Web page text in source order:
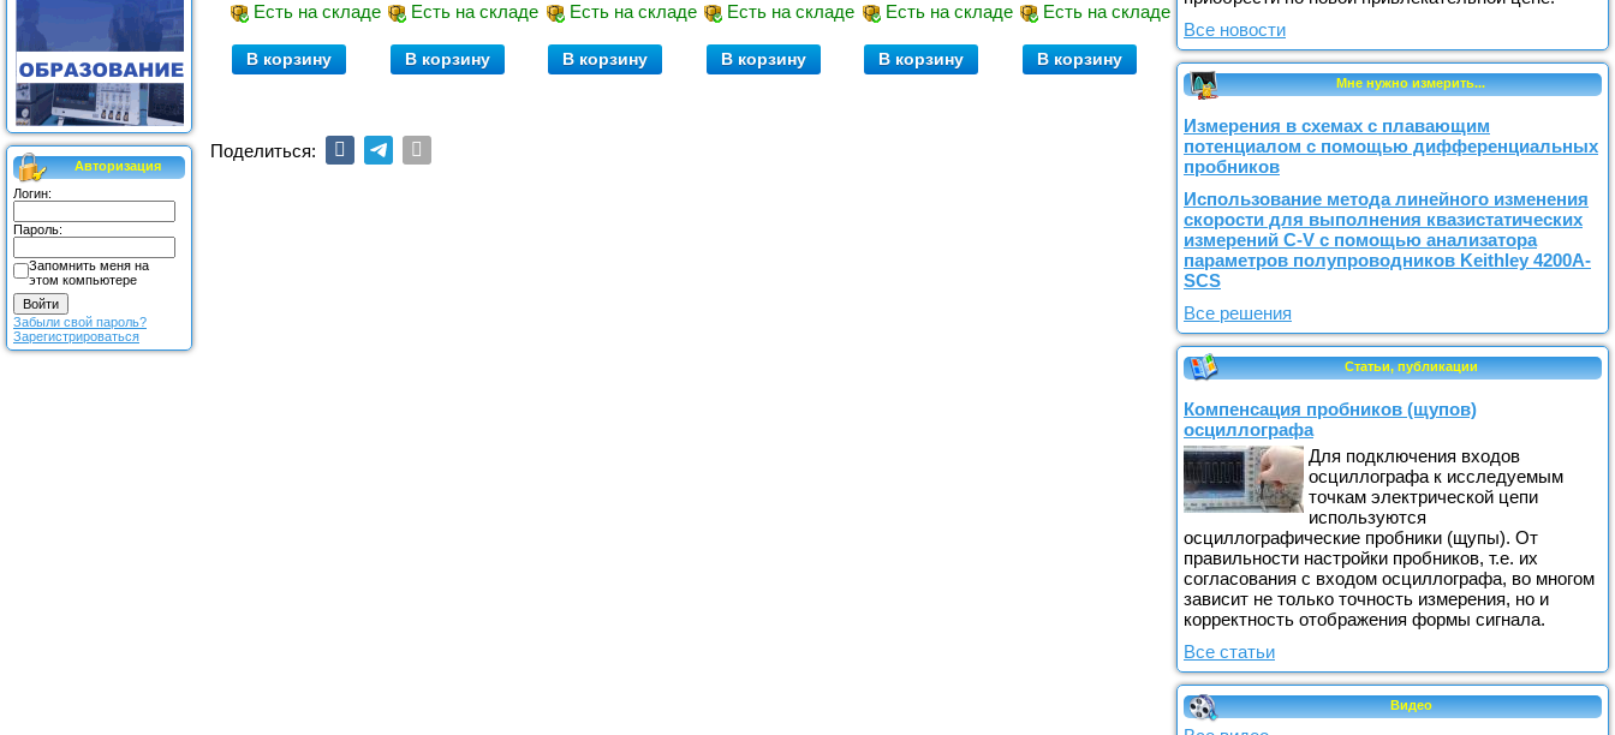
Авторизация
Логин:
Пароль:
Запомнить меня на
этом компьютере
Забыли свой пароль?
Зарегистрироваться
Есть на складе
В корзину
Есть на складе
В корзину
Есть на складе
В корзину
Есть на складе
В корзину
Есть на складе
В корзину
Есть на складе
В корзину
Поделиться:
Все новости
Мне нужно измерить...
Измерения в схемах с плавающим
потенциалом с помощью дифференциальных
пробников
Использование метода линейного изменения
скорости для выполнения квазистатических
измерений C-V с помощью анализатора
параметров полупроводников Keithley 4200A-
SCS
Все решения
Статьи, публикации
Компенсация пробников (щупов)
осциллографа
Для подключения входов
осциллографа к исследуемым
точкам электрической цепи
используются
осциллографические пробники (щупы). От
правильности настройки пробников, т.е. их
согласования с входом осциллографа, во многом
зависит не только точность измерения, но и
корректность отображения формы сигнала.
Все статьи
Видео